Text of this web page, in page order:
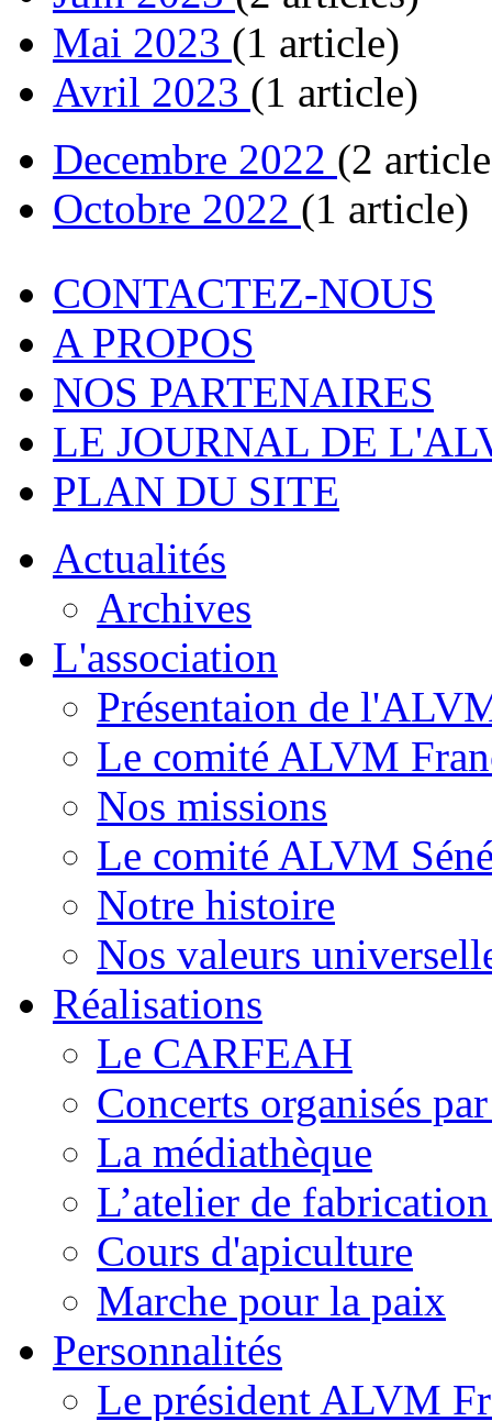
Mai 2023 (1 article)
Avril 2023 (1 article)
Decembre 2022 (2
Octobre 2022 (1 article)
CONTACTEZ-NOUS
A PROPOS
NOS PARTENAIRES
LE JOURNAL DE
PLAN DU SITE
Actualités
Archives
L'association
Présentaion de
Le comité ALVM
Nos missions
Le comité ALVM
Notre histoire
Nos valeurs
Réalisations
Le CARFEAH
Concerts organisés
La médiathèque
L’atelier de
Cours d'apiculture
Marche pour la paix
Personnalités
Le président ALVM